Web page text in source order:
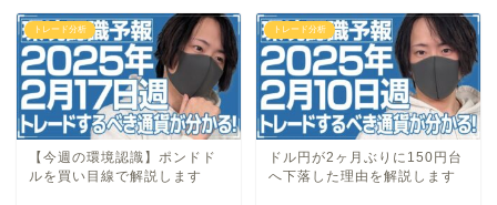
トレード分析
【今週の環境認識】ポンドド
ルを買い目線で解説します
トレード分析
ドル円が2ヶ月ぶりに150円台
へ下落した理由を解説します